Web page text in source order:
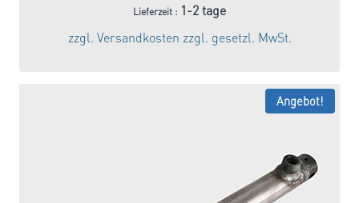
Preis
war:
90,05 €
Preis
Lieferzeit : 1-2 tage
zzgl. Versandkosten zzgl. gesetzl. MwSt.
Angebot!